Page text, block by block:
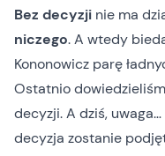
Bez decyzji nie ma
niczego. A wtedy
Kononowicz parę
Ostatnio
decyzji. A dziś,
decyzja zostanie